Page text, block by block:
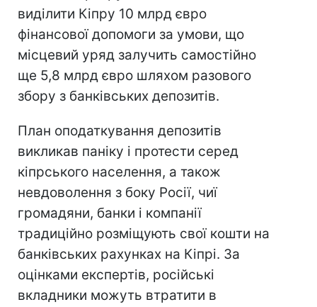
виділити Кіпру 10 млрд євро
фінансової допомоги за умови, що
місцевий уряд залучить самостійно
ще 5,8 млрд євро шляхом разового
збору з банківських депозитів.
План оподаткування депозитів
викликав паніку і протести серед
кіпрського населення, а також
невдоволення з боку Росії, чиї
громадяни, банки і компанії
традиційно розміщують свої кошти на
банківських рахунках на Кіпрі. За
оцінками експертів, російські
вкладники можуть втратити в